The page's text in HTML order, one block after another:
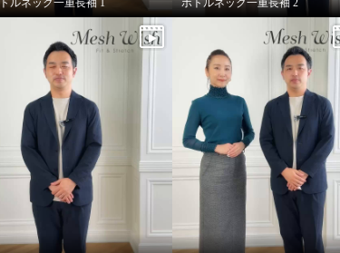
ルネック一重長袖 1 ボトルネック一重長袖 2